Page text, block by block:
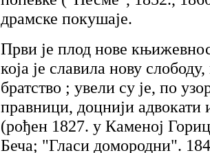
драмске покушаје.
Први је плод нове
која је славила нову
братство ; увели су је, по
правници, доцнији
(рођен 1827. у Каменој
Беча; "Гласи домородни".